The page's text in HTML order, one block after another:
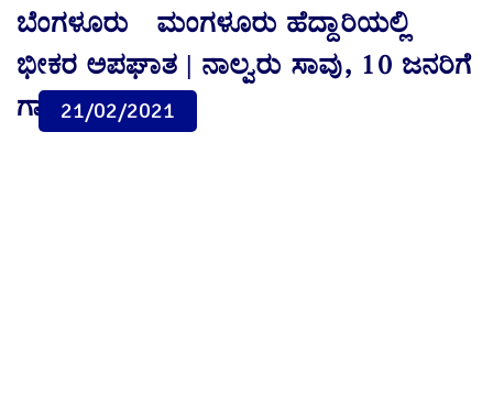
ಬೆಂಗಳೂರು-ಮಂಗಳೂರು ಹೆದ್ದಾರಿಯಲ್ಲಿ
ಭೀಕರ ಅಪಘಾತ | ನಾಲ್ವರು ಸಾವು, 10 ಜನರಿಗೆ
ಗಾಯ21/02/2021